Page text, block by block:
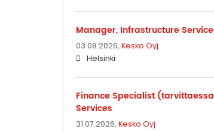
Manager, Infrastructure
03.08.2026, Kesko Oyj
Helsinki
Finance Specialist
Services
31.07.2026, Kesko Oyj